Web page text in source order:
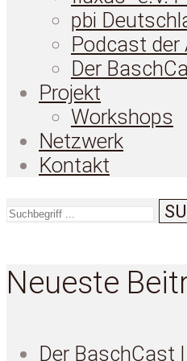
pbi
Podcast
Der
Projekt
Workshops
Netzwerk
Kontakt
Neueste
Der BaschCast